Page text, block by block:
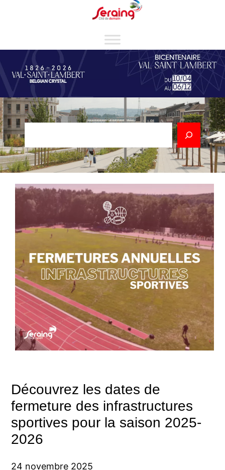
Rechercher
Découvrez les dates de
fermeture des infrastructures
sportives pour la saison 2025-
2026
24 novembre 2025
Cookies management panel